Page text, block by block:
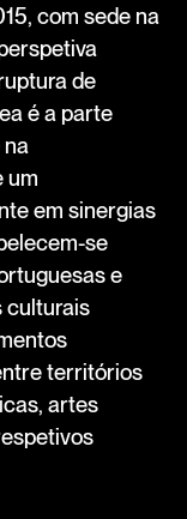
com sede na
de
é a parte
na
um
em sinergias
se
e
culturais
territórios
artes